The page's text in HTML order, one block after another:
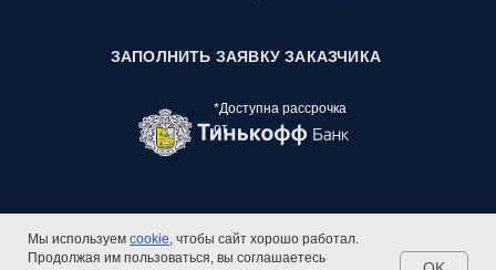
Мы используем cookie, чтобы сайт хорошо работал.
Продолжая им пользоваться, вы соглашаетесь
ЗАПОЛНИТЬ ЗАЯВКУ ЗАКАЗЧИКА
*Доступна рассрочка
от